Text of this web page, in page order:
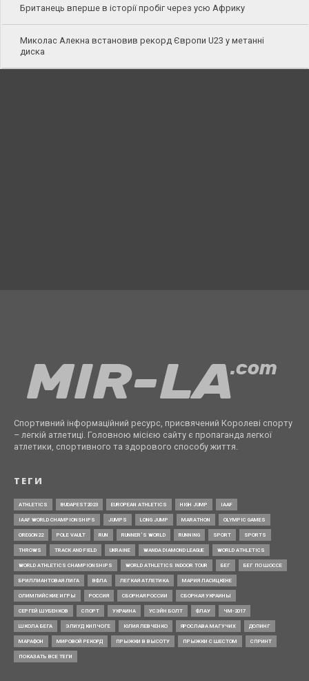
Британець вперше в історії пробіг через усю Африку
Миколас Алекна встановив рекорд Європи U23 у метанні
диска
Спортивний інформаційний ресурс, присвячений Королеві спорту
– легкій атлетиці. Головною місією сайту є пропаганда легкої
атлетики, спортивного та здорового способу життя.
ТЕГИ
ATHLETICS BUDAPEST2023 EUROPEAN ATHLETICS HIGH JUMP IAAF
IAAF WORLD CHAMPIONSHIPS JUMPS LONG JUMP MARATHON OLYMPIC GAMES
OREGON22 POLE VAULT RUN RUNNER’S WORLD RUNNING SPORT SPORTS
THROWS TRACK AND FIELD UKRAINE WANDA DIAMOND LEAGUE WORLD ATHLETICS
WORLD ATHLETICS CHAMPIONSHIPS WORLD ATHLETICS INDOOR TOUR БЕГ БЕГ ПО ШОССЕ
БРИЛЛИАНТОВАЯ ЛИГА ВФЛА ЛЕГКАЯ АТЛЕТИКА МАРИЯ ЛАСИЦКЕНЕ
ОЛИМПИЙСКИЕ ИГРЫ РОССИЯ СБОРНАЯ РОССИИ СБОРНАЯ УКРАИНЫ
СЕРГЕЙ ШУБЕНКОВ СПОРТ УКРАИНА УСЭЙН БОЛТ ФЛАУ ЧМ-2017
ШКОЛА БЕГА ЭЛИУД КИПЧОГЕ ЮЛИЯ ЛЕВЧЕНКО ЯРОСЛАВА МАГУЧИХ ДОПИНГ
МАРАФОН МИРОВОЙ РЕКОРД ПРЫЖКИ В ВЫСОТУ ПРЫЖКИ С ШЕСТОМ СПРИНТ
ПОКАЗАТЬ ВСЕ ТЕГИ